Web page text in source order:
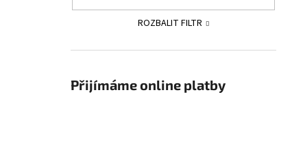
ROZBALIT FILTR
Přijímáme online platby